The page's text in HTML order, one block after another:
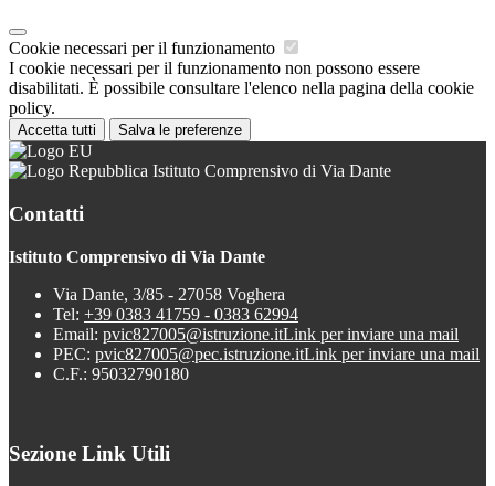
Cookie necessari per il funzionamento
I cookie necessari per il funzionamento non possono essere
disabilitati. È possibile consultare l'elenco nella pagina della cookie
policy.
Accetta tutti Salva le preferenze
Istituto Comprensivo di Via Dante
Contatti
Istituto Comprensivo di Via Dante
Via Dante, 3/85 - 27058 Voghera
Tel: +39 0383 41759 - 0383 62994
Email: pvic827005@istruzione.itLink per inviare una mail
PEC: pvic827005@pec.istruzione.itLink per inviare una mail
C.F.: 95032790180
Sezione Link Utili